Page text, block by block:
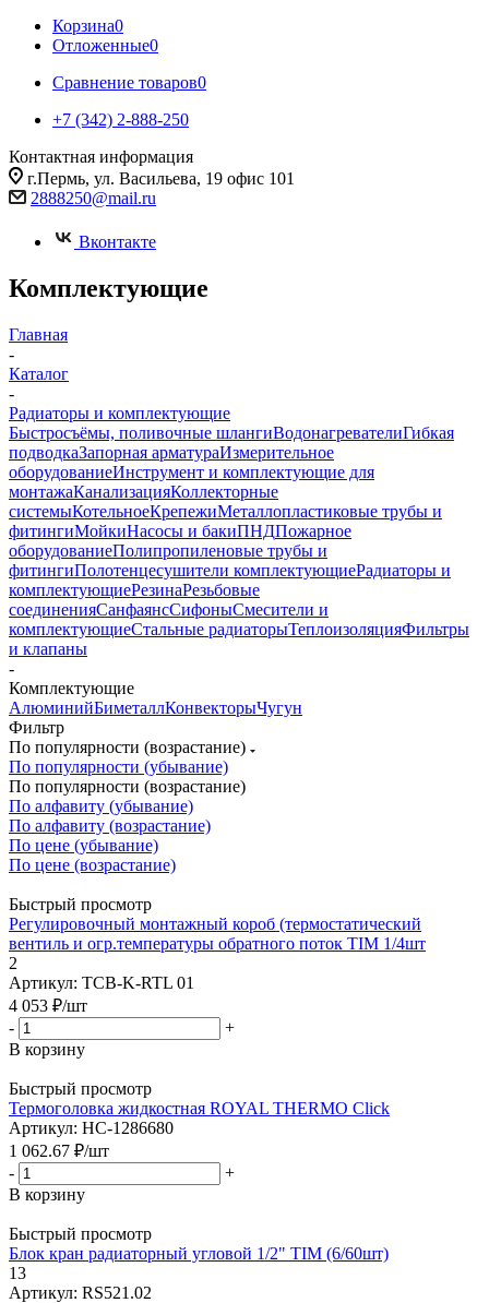
Корзина0
Отложенные0
Сравнение товаров0
+7 (342) 2-888-250
Контактная информация
г.Пермь, ул. Васильева, 19 офис 101
2888250@mail.ru
Вконтакте
Комплектующие
Главная
-
Каталог
-
Радиаторы и комплектующие
Быстросъёмы, поливочные шлангиВодонагревателиГибкая
подводкаЗапорная арматураИзмерительное
оборудованиеИнструмент и комплектующие для
монтажаКанализацияКоллекторные
системыКотельноеКрепежиМеталлопластиковые трубы и
фитингиМойкиНасосы и бакиПНДПожарное
оборудованиеПолипропиленовые трубы и
фитингиПолотенцесушители комплектующиеРадиаторы и
комплектующиеРезинаРезьбовые
соединенияСанфаянсСифоныСмесители и
комплектующиеСтальные радиаторыТеплоизоляцияФильтры
и клапаны
-
Комплектующие
АлюминийБиметаллКонвекторыЧугун
Фильтр
По популярности (возрастание)
По популярности (убывание)
По популярности (возрастание)
По алфавиту (убывание)
По алфавиту (возрастание)
По цене (убывание)
По цене (возрастание)
Быстрый просмотр
Регулировочный монтажный короб (термостатический
вентиль и огр.температуры обратного поток TIM 1/4шт
2
Артикул: TCB-K-RTL 01
4 053 ₽/шт
-
+
В корзину
Быстрый просмотр
Термоголовка жидкостная ROYAL THERMO Click
Артикул: НС-1286680
1 062.67 ₽/шт
-
+
В корзину
Быстрый просмотр
Блок кран радиаторный угловой 1/2" TIM (6/60шт)
13
Артикул: RS521.02